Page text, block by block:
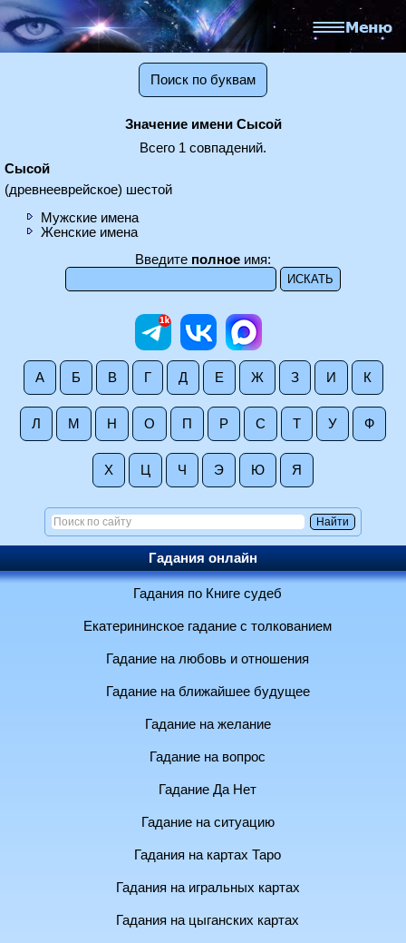
Поиск по буквам
Значение имени Сысой
Всего 1 совпадений.
Сысой
(древнееврейское) шестой
Мужские имена
Женские имена
Введите полное имя:
А Б В Г Д Е Ж З И К
Л М Н О П Р С Т У Ф
Х Ц Ч Э Ю Я
Гадания онлайн
Гадания по Книге судеб
Екатерининское гадание с толкованием
Гадание на любовь и отношения
Гадание на ближайшее будущее
Гадание на желание
Гадание на вопрос
Гадание Да Нет
Гадание на ситуацию
Гадания на картах Таро
Гадания на игральных картах
Гадания на цыганских картах